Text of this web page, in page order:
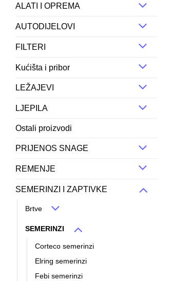
ALATI I OPREMA
AUTODIJELOVI
FILTERI
Kućišta i pribor
LEŽAJEVI
LJEPILA
Ostali proizvodi
PRIJENOS SNAGE
REMENJE
SEMERINZI I ZAPTIVKE
Brtve
SEMERINZI
Corteco semerinzi
Elring semerinzi
Febi semerinzi